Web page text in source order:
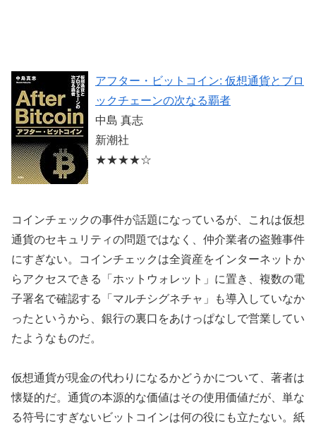
アフター・ビットコイン: 仮想通貨とブロ
ックチェーンの次なる覇者
中島 真志
新潮社
★★★★☆
コインチェックの事件が話題になっているが、これは仮想
通貨のセキュリティの問題ではなく、仲介業者の盗難事件
にすぎない。コインチェックは全資産をインターネットか
らアクセスできる「ホットウォレット」に置き、複数の電
子署名で確認する「マルチシグネチャ」も導入していなか
ったというから、銀行の裏口をあけっぱなしで営業してい
たようなものだ。
仮想通貨が現金の代わりになるかどうかについて、著者は
懐疑的だ。通貨の本源的な価値はその使用価値だが、単な
る符号にすぎないビットコインは何の役にも立たない。紙